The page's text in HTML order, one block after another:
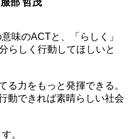
部 哲茂
味のACTと、「らしく」
らしく行動してほしいと
る力をもっと発揮できる。
動できれば素晴らしい社会
。